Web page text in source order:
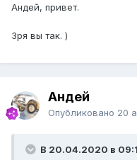
Андей, привет.
Зря вы так. )
Андей
Опубликовано 20
В 20.04.2020 в